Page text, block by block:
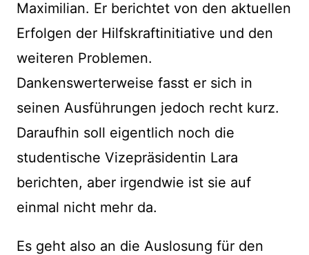
Maximilian. Er berichtet von den aktuellen
Erfolgen der Hilfskraftinitiative und den
weiteren Problemen.
Dankenswerterweise fasst er sich in
seinen Ausführungen jedoch recht kurz.
Daraufhin soll eigentlich noch die
studentische Vizepräsidentin Lara
berichten, aber irgendwie ist sie auf
einmal nicht mehr da.
Es geht also an die Auslosung für den